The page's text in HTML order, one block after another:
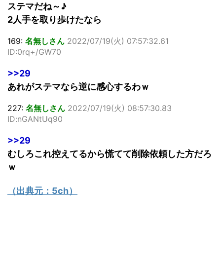
ステマだね～♪
2人手を取り歩けたなら
169: 名無しさん 2022/07/19(火) 07:57:32.61
ID:0rq+/GW70
>>29
あれがステマなら逆に感心するわｗ
227: 名無しさん 2022/07/19(火) 08:57:30.83
ID:nGANtUq90
>>29
むしろこれ控えてるから慌てて削除依頼した方だろ
ｗ
（出典元： 5ch）